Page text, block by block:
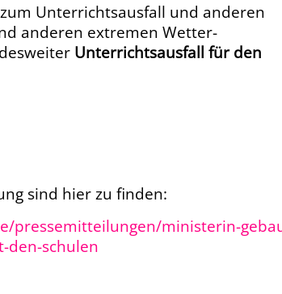
Unterrichtsausfall und anderen
anderen extremen Wetter-
Unterrichtsausfall für den
sind hier zu finden:
pressemitteilungen/ministerin-
den-schulen